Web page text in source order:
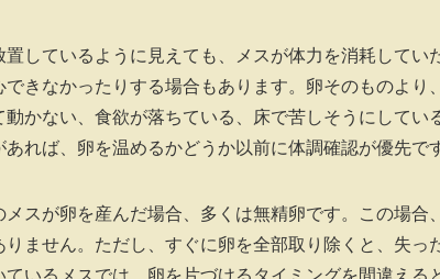
置しているように見えても、メスが体力を消耗してい
きなかったりする場合もあります。卵そのものより
動かない、食欲が落ちている、床で苦しそうにしてい
あれば、卵を温めるかどうか以前に体調確認が優先で
メスが卵を産んだ場合、多くは無精卵です。この場合
りません。ただし、すぐに卵を全部取り除くと、失っ
ているメスでは、卵を片づけるタイミングを間違える